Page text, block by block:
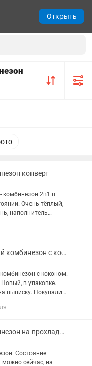
конверт
комбинезон 2в1 в
Очень тёплый,
наполнитель
осенью-зимой, на
Продам зимний комбинезон с коконом
с коконом.
в упаковке.
выписку. Покупали
Продам комбинезон на прохладную погоду
Состояние:
можно сейчас, на
Открыть